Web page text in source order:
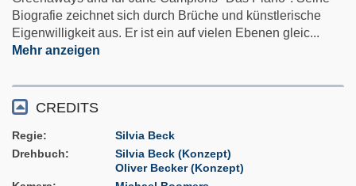
Biografie zeichnet sich durch Brüche und künstlerische
Eigenwilligkeit aus. Er ist ein auf vielen Ebenen gleic...
Mehr anzeigen
CREDITS
Regie
Silvia Beck
Drehbuch
Silvia Beck (Konzept)
Oliver Becker (Konzept)